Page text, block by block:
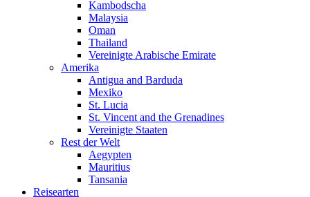
Kambodscha
Malaysia
Oman
Thailand
Vereinigte Arabische Emirate
Amerika
Antigua and Barduda
Mexiko
St. Lucia
St. Vincent and the Grenadines
Vereinigte Staaten
Rest der Welt
Aegypten
Mauritius
Tansania
Reisearten